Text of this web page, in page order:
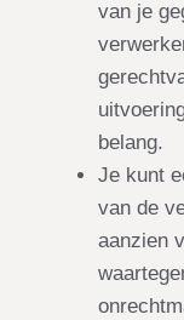
van je
belang.
Je kunt
van de
aanzien